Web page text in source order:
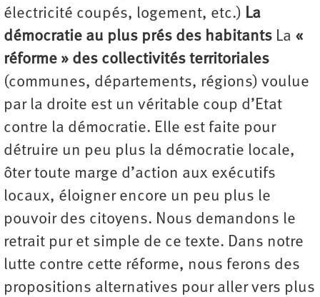
électricité coupés, logement, etc.) La
démocratie au plus prés des habitants La «
réforme » des collectivités territoriales
(communes, départements, régions) voulue
par la droite est un véritable coup d’Etat
contre la démocratie. Elle est faite pour
détruire un peu plus la démocratie locale,
ôter toute marge d’action aux exécutifs
locaux, éloigner encore un peu plus le
pouvoir des citoyens. Nous demandons le
retrait pur et simple de ce texte. Dans notre
lutte contre cette réforme, nous ferons des
propositions alternatives pour aller vers plus